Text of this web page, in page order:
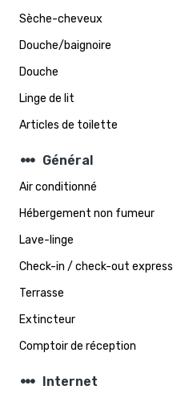
Sèche-cheveux
Douche/baignoire
Douche
Linge de lit
Articles de toilette
steppers Général
Air conditionné
Hébergement non fumeur
Lave-linge
Check-in / check-out express
Terrasse
Extincteur
Comptoir de réception
steppers Internet